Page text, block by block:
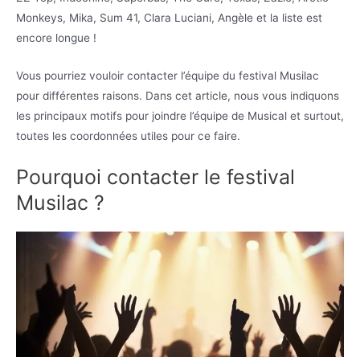
Monkeys, Mika, Sum 41, Clara Luciani, Angèle et la liste est
encore longue !
Vous pourriez vouloir contacter l’équipe du festival Musilac
pour différentes raisons. Dans cet article, nous vous indiquons
les principaux motifs pour joindre l’équipe de Musical et surtout,
toutes les coordonnées utiles pour ce faire.
Pourquoi contacter le festival
Musilac ?